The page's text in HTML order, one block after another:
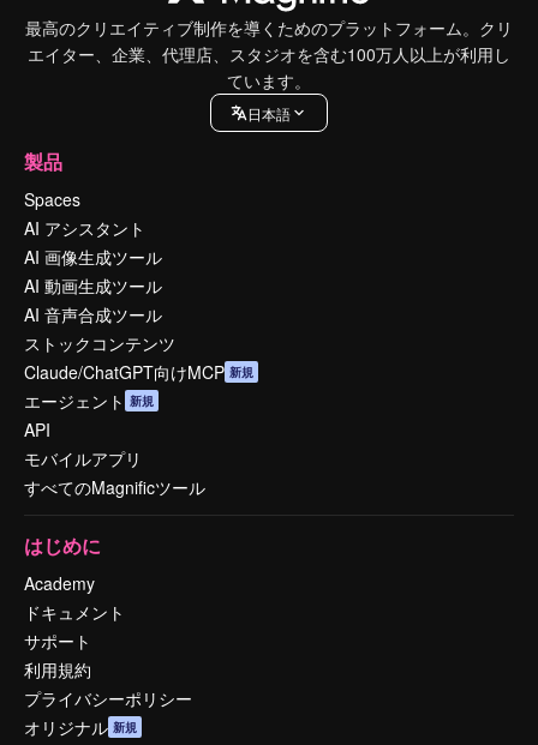
最高のクリエイティブ制作を導くためのプラットフォーム。クリ
エイター、企業、代理店、スタジオを含む100万人以上が利用し
ています。
日本語
製品
Spaces
AI アシスタント
AI 画像生成ツール
AI 動画生成ツール
AI 音声合成ツール
ストックコンテンツ
Claude/ChatGPT向けMCP 新規
エージェント 新規
API
モバイルアプリ
すべてのMagnificツール
はじめに
Academy
ドキュメント
サポート
利用規約
プライバシーポリシー
オリジナル 新規